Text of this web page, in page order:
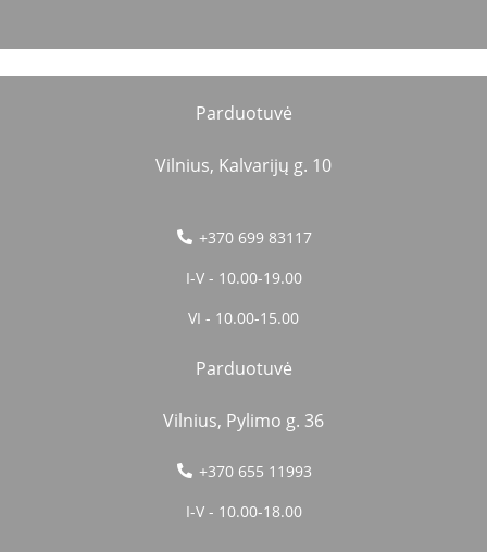
Parduotuvė
Vilnius, Kalvarijų g. 10
+370 699 83117
I-V - 10.00-19.00
VI - 10.00-15.00
Parduotuvė
Vilnius, Pylimo g. 36
+370 655 11993
I-V - 10.00-18.00